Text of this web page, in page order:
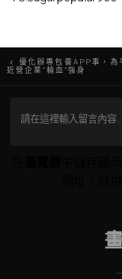
文
導
覽
優化辦專包養APP事，為
近營企業“輸血”強身